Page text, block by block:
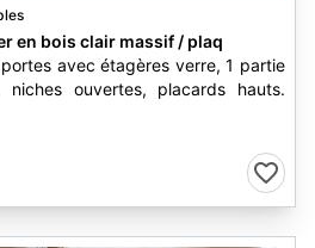
en bois clair massif / plaq
avec étagères verre, 1 partie
ouvertes, placards hauts.